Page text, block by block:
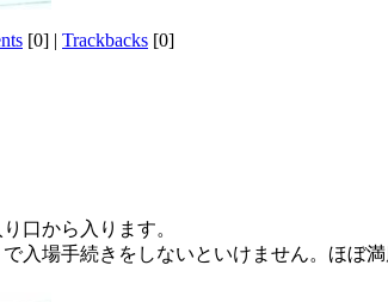
[0] | Trackbacks [0]
口から入ります。
入場手続きをしないといけません。ほぼ